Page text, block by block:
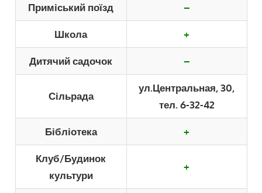
Приміський поїзд –
Школа +
Дитячий садочок –
Сільрада
ул.Центральная, 30,
тел. 6-32-42
Бібліотека +
Клуб/Будинок
культури
+